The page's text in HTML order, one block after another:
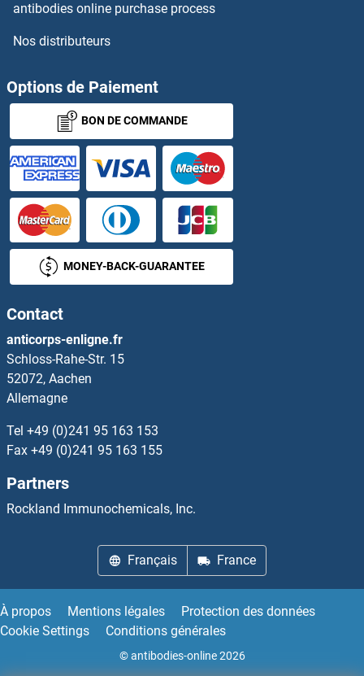
INPP5A Anticorps
INPP5D Anticorps
INPP5E Anticorps
INPP5F Anticorps
INPP5J Anticorps
INPP5K Anticorps
INSIG1 Anticorps
INSIG2 Anticorps
INSL4 Anticorps
INSM1 Anticorps
INSM2 Anticorps
antibodies online purchase process
Nos distributeurs
Options de Paiement
BON DE COMMANDE
MONEY-BACK-GUARANTEE
Contact
anticorps-enligne.fr
Schloss-Rahe-Str. 15
52072, Aachen
Allemagne
Tel +49 (0)241 95 163 153
Fax +49 (0)241 95 163 155
Partners
Rockland Immunochemicals, Inc.
Français France
À propos Mentions légales
Protection des données
Cookie Settings
Conditions générales
© antibodies-online 2026